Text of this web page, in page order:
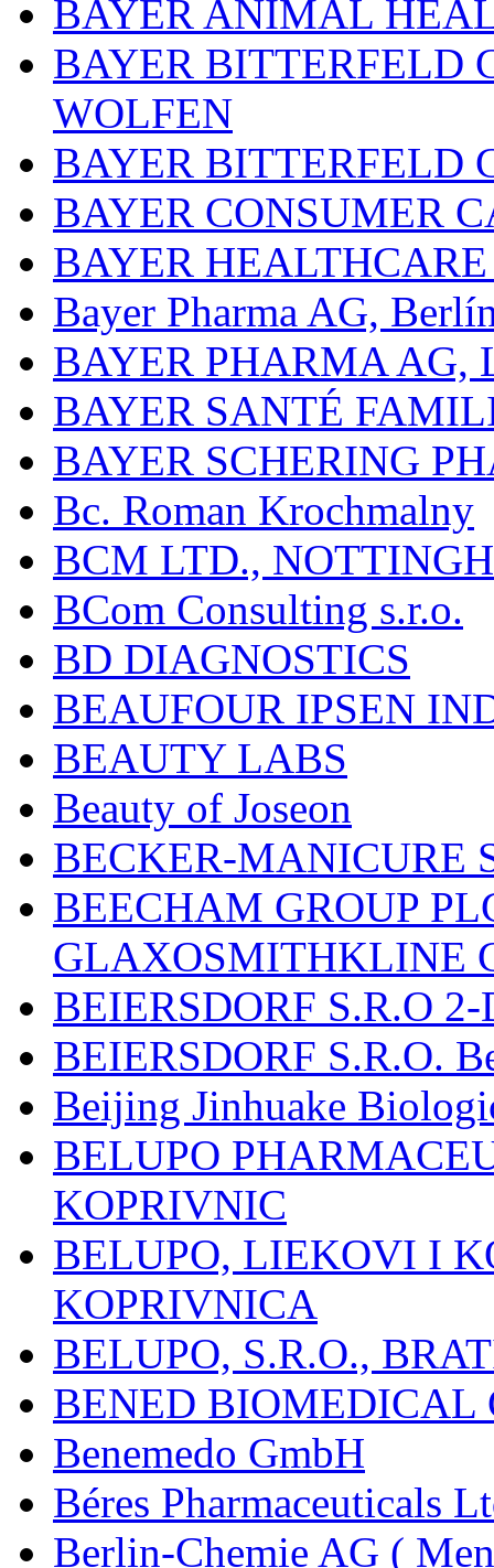
BAYER ANIMAL
BAYER BITTERFELD
WOLFEN
BAYER BITTERFELD
BAYER CONSUMER
BAYER
Bayer Pharma AG,
BAYER PHARMA AG,
BAYER SANTÉ
BAYER SCHERING
Bc. Roman Krochmalny
BCM LTD.,
BCom Consulting s.r.o.
BD DIAGNOSTICS
BEAUFOUR IPSEN
BEAUTY LABS
Beauty of Joseon
BECKER-MANICURE
BEECHAM GROUP
GLAXOSMITHKLINE
BEIERSDORF S.R.O
BEIERSDORF S.R.O.
Beijing Jinhuake
BELUPO
KOPRIVNIC
BELUPO, LIEKOVI I
KOPRIVNICA
BELUPO, S.R.O.,
BENED BIOMEDICAL
Benemedo GmbH
Béres Pharmaceuticals
Berlin-Chemie AG (